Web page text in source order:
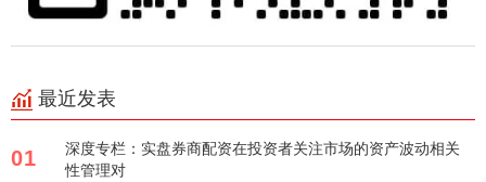
最近发表
01
深度专栏：实盘券商配资在投资者关注市场的资产波动相关
性管理对